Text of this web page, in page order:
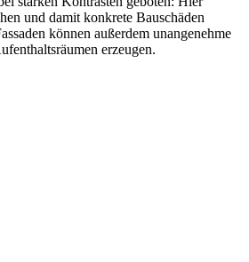
und damit konkrete Bauschäden
können außerdem unangenehme
erzeugen.